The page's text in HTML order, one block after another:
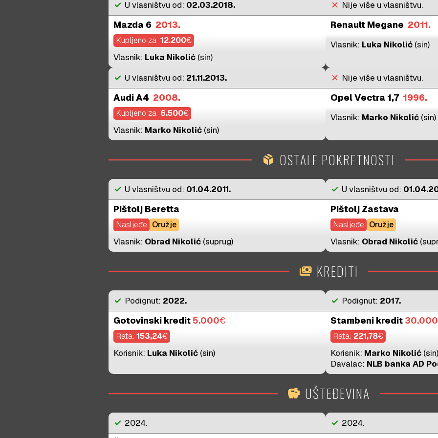
check U vlasništvu od: 02.03.2018.
Mazda 6 2013.
Kupljeno za 12.200€
Vlasnik: Luka Nikolić (sin)
close Nije više u vlasništvu.
Renault Megane 2011.
Vlasnik: Luka Nikolić (sin)
check U vlasništvu od: 21.11.2013.
Audi A4 2008.
Kupljeno za 6.500€
Vlasnik: Marko Nikolić (sin)
close Nije više u vlasništvu.
Opel Vectra 1,7 1996.
Vlasnik: Marko Nikolić (sin)
package_2 OSTALE POKRETNOSTI
check U vlasništvu od: 01.04.2011.
Pištolj Beretta
Nasljeđe Oružje
Vlasnik: Obrad Nikolić (suprug)
check U vlasništvu od:
Pištolj Zastava
Nasljeđe Oružje
Vlasnik: Obrad Nikolić
payments KREDITI
check Podignut: 2022.
Gotovinski kredit5.000€
Rata: 153,24€
Korisnik: Luka Nikolić (sin)
check Podignut: 2017.
Stambeni kredit 30.000
Rata: 221,78€
Korisnik: Marko Nikolić (sin)
Davalac: NLB banka AD
savings UŠTEĐEVINA
check 2024. check 2024.